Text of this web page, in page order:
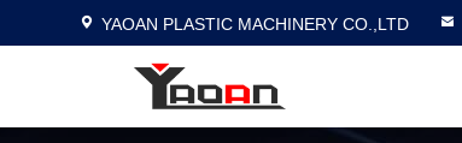
YAOAN PLASTIC MACHINERY CO.,LTD